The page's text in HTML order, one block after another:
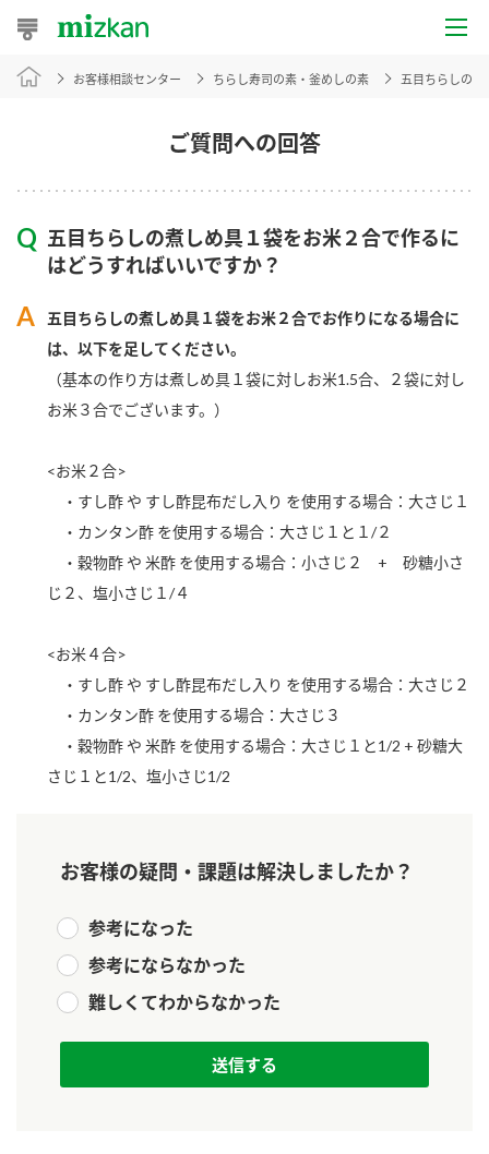
おうちレシピ
レシピ特集
レシピカテゴリ一覧
酢 調味酢
お酢ドリンク ぽん酢
つゆ
スープ 中華
クイック調味料
炊き込みご飯の素 納豆
新商品一覧
キャンペーン情報
ブランド・スペシャルサイト トップ
商品ブランドサイト
Fibee（ファイビー）
くらしプラ酢
味ぽん
ぽん酢
かおりの蔵
つゆ
企業情報
国内事業概要
企業理念
ミツカンの歴史
ミツカンを知る
環境への取り組み
ZENB initiative
採用情報
ニュースリリース
お客様相談センター
ご質問への回答
お客様相談センター ちらし寿司の素・釜めしの素 五目ちらしの
五目ちらしの煮しめ具１袋をお米２合で作るに
はどうすればいいですか？
五目ちらしの煮しめ具１袋をお米２合でお作りになる場合に
は、以下を足してください。
（基本の作り方は煮しめ具１袋に対しお米1.5合、２袋に対し
お米３合でございます。）
<お米２合>
・すし酢 や すし酢昆布だし入り を使用する場合：大さじ１
・カンタン酢 を使用する場合：大さじ１と１/２
・穀物酢 や 米酢 を使用する場合：小さじ２ + 砂糖小さ
じ２、塩小さじ１/４
<お米４合>
・すし酢 や すし酢昆布だし入り を使用する場合：大さじ２
・カンタン酢 を使用する場合：大さじ３
・穀物酢 や 米酢 を使用する場合：大さじ１と1/2 + 砂糖大
さじ１と1/2、塩小さじ1/2
お客様の疑問・課題は解決しましたか？
参考になった
参考にならなかった
難しくてわからなかった